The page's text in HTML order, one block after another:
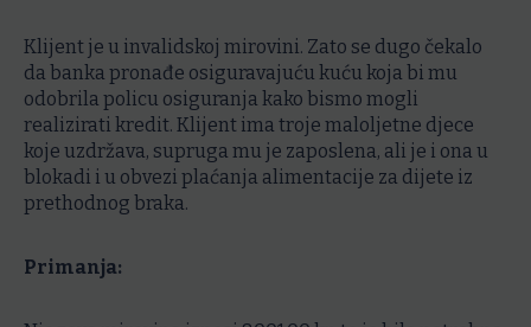
Klijent je u invalidskoj mirovini. Zato se dugo čekalo
da banka pronađe osiguravajuću kuću koja bi mu
odobrila policu osiguranja kako bismo mogli
realizirati kredit. Klijent ima troje maloljetne djece
koje uzdržava, supruga mu je zaposlena, ali je i ona u
blokadi i u obvezi plaćanja alimentacije za dijete iz
prethodnog braka.
Primanja: